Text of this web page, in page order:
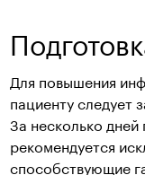
Для повышения
пациенту следует
За несколько
рекомендуется
способствующие